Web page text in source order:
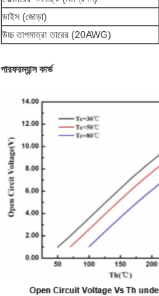
ডাইস (জোড়া)
উচ্চ তাপমাত্রা তারের (20AWG)
পারফরম্যান্স কার্ভ